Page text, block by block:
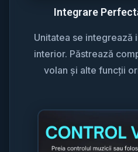
Integrare
Unitatea se integrează
interior. Păstrează
volan și alte funcții